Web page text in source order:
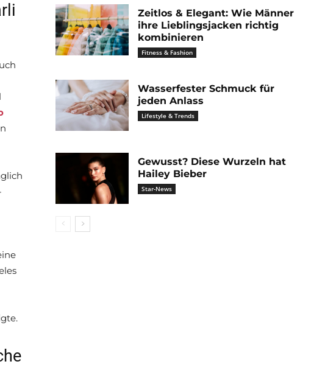
Zeitlos & Elegant: Wie Männer
ihre Lieblingsjacken richtig
kombinieren
Fitness & Fashion
Wasserfester Schmuck für
jeden Anlass
Lifestyle & Trends
Gewusst? Diese Wurzeln hat
Hailey Bieber
Star-News